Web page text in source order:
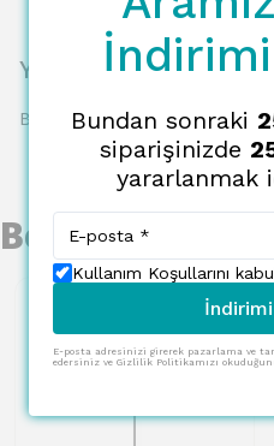
Yorumlar
Bu ürün için henüz yorum
Benzer Ürünler
Bundan sonraki
siparişinizde
yararlanmak
Kullanım Koşullarını
E-posta adresinizi girerek pazarlama ve
edersiniz ve Gizlilik Politikamızı